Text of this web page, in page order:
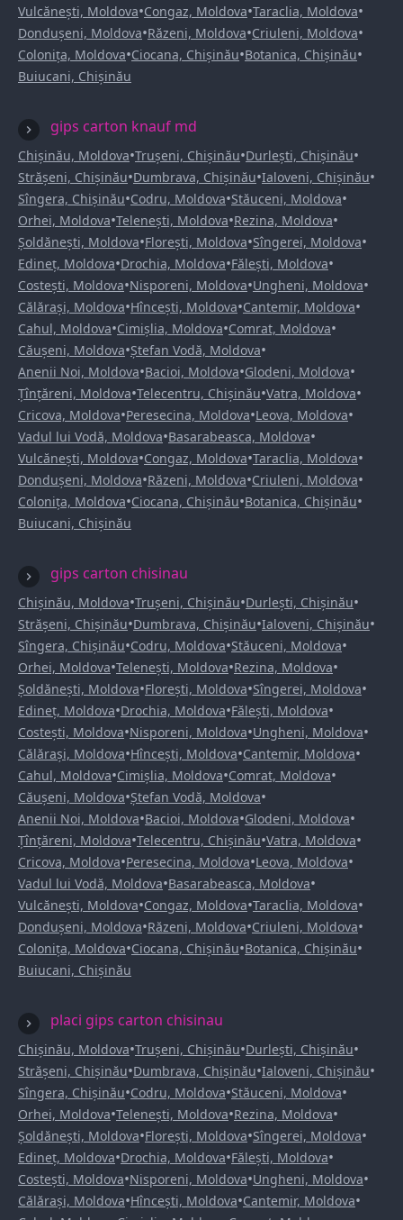
Vulcănești, Moldova•Congaz, Moldova•Taraclia, Moldova•
Dondușeni, Moldova•Răzeni, Moldova•Criuleni, Moldova•
Colonița, Moldova•Ciocana, Chișinău•Botanica, Chișinău•
Buiucani, Chișinău
gips carton knauf md
Chișinău, Moldova•Trușeni, Chișinău•Durlești, Chișinău•
Strășeni, Chișinău•Dumbrava, Chișinău•Ialoveni, Chișinău•
Sîngera, Chișinău•Codru, Moldova•Stăuceni, Moldova•
Orhei, Moldova•Telenești, Moldova•Rezina, Moldova•
Șoldănești, Moldova•Florești, Moldova•Sîngerei, Moldova•
Edineț, Moldova•Drochia, Moldova•Fălești, Moldova•
Costești, Moldova•Nisporeni, Moldova•Ungheni, Moldova•
Călărași, Moldova•Hîncești, Moldova•Cantemir, Moldova•
Cahul, Moldova•Cimișlia, Moldova•Comrat, Moldova•
Căușeni, Moldova•Ștefan Vodă, Moldova•
Anenii Noi, Moldova•Bacioi, Moldova•Glodeni, Moldova•
Țînțăreni, Moldova•Telecentru, Chișinău•Vatra, Moldova•
Cricova, Moldova•Peresecina, Moldova•Leova, Moldova•
Vadul lui Vodă, Moldova•Basarabeasca, Moldova•
Vulcănești, Moldova•Congaz, Moldova•Taraclia, Moldova•
Dondușeni, Moldova•Răzeni, Moldova•Criuleni, Moldova•
Colonița, Moldova•Ciocana, Chișinău•Botanica, Chișinău•
Buiucani, Chișinău
gips carton chisinau
Chișinău, Moldova•Trușeni, Chișinău•Durlești, Chișinău•
Strășeni, Chișinău•Dumbrava, Chișinău•Ialoveni, Chișinău•
Sîngera, Chișinău•Codru, Moldova•Stăuceni, Moldova•
Orhei, Moldova•Telenești, Moldova•Rezina, Moldova•
Șoldănești, Moldova•Florești, Moldova•Sîngerei, Moldova•
Edineț, Moldova•Drochia, Moldova•Fălești, Moldova•
Costești, Moldova•Nisporeni, Moldova•Ungheni, Moldova•
Călărași, Moldova•Hîncești, Moldova•Cantemir, Moldova•
Cahul, Moldova•Cimișlia, Moldova•Comrat, Moldova•
Căușeni, Moldova•Ștefan Vodă, Moldova•
Anenii Noi, Moldova•Bacioi, Moldova•Glodeni, Moldova•
Țînțăreni, Moldova•Telecentru, Chișinău•Vatra, Moldova•
Cricova, Moldova•Peresecina, Moldova•Leova, Moldova•
Vadul lui Vodă, Moldova•Basarabeasca, Moldova•
Vulcănești, Moldova•Congaz, Moldova•Taraclia, Moldova•
Dondușeni, Moldova•Răzeni, Moldova•Criuleni, Moldova•
Colonița, Moldova•Ciocana, Chișinău•Botanica, Chișinău•
Buiucani, Chișinău
placi gips carton chisinau
Chișinău, Moldova•Trușeni, Chișinău•Durlești, Chișinău•
Strășeni, Chișinău•Dumbrava, Chișinău•Ialoveni, Chișinău•
Sîngera, Chișinău•Codru, Moldova•Stăuceni, Moldova•
Orhei, Moldova•Telenești, Moldova•Rezina, Moldova•
Șoldănești, Moldova•Florești, Moldova•Sîngerei, Moldova•
Edineț, Moldova•Drochia, Moldova•Fălești, Moldova•
Costești, Moldova•Nisporeni, Moldova•Ungheni, Moldova•
Călărași, Moldova•Hîncești, Moldova•Cantemir, Moldova•